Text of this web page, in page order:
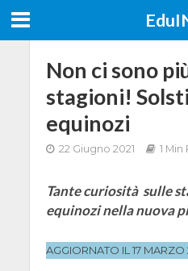
Non ci sono
stagioni!
equinozi
22 Giugno 2021 1 Min
Tante curiosità sulle
equinozi nella nuova
AGGIORNATO IL 17 MARZO